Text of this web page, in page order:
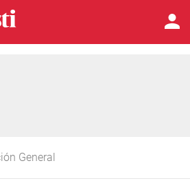
General